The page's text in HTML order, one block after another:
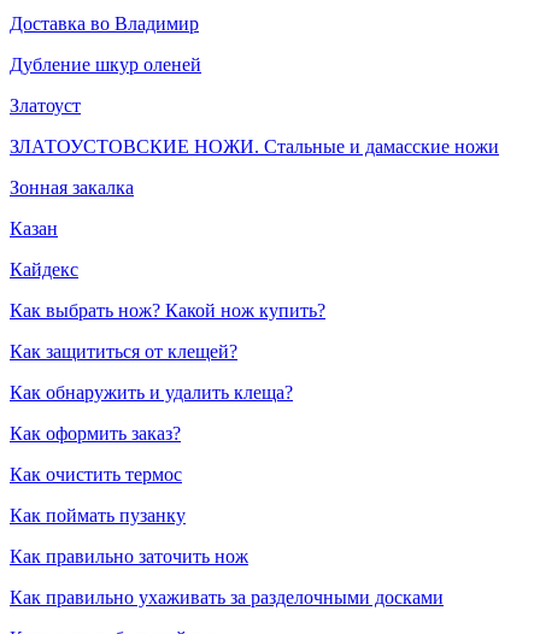
Доставка во Владимир
Дубление шкур оленей
Златоуст
ЗЛАТОУСТОВСКИЕ НОЖИ. Стальные и дамасские ножи
Зонная закалка
Казан
Кайдекс
Как выбрать нож? Какой нож купить?
Как защититься от клещей?
Как обнаружить и удалить клеща?
Как оформить заказ?
Как очистить термос
Как поймать пузанку
Как правильно заточить нож
Как правильно ухаживать за разделочными досками